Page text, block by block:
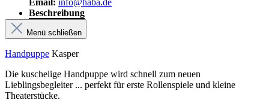
Email: info@haba.de
Beschreibung
Menü schließen
Handpuppe Kasper
Die kuschelige Handpuppe wird schnell zum neuen
Lieblingsbegleiter ... perfekt für erste Rollenspiele und kleine
Theaterstücke.